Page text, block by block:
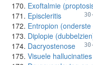
Exoftalmie
Episcleritis
Entropion
Diplopie
Dacryostenose
Visuele hallucinaties